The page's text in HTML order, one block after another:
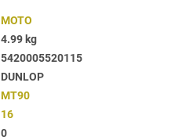
MOTO
4.99 kg
5420005520115
DUNLOP
MT90
16
0